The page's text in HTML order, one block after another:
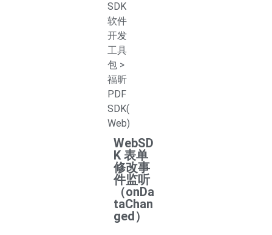
SDK
软件
开发
工具
包>
福昕
PDF
SDK(
Web)
WebSD
K 表单
修改事
件监听
（onDa
taChan
ged）